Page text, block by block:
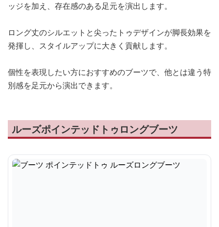
ッジを加え、存在感のある足元を演出します。
ロング丈のシルエットと尖ったトゥデザインが脚長効果を
発揮し、スタイルアップに大きく貢献します。
個性を表現したい方におすすめのブーツで、他とは違う特
別感を足元から演出できます。
ルーズポインテッドトゥロングブーツ